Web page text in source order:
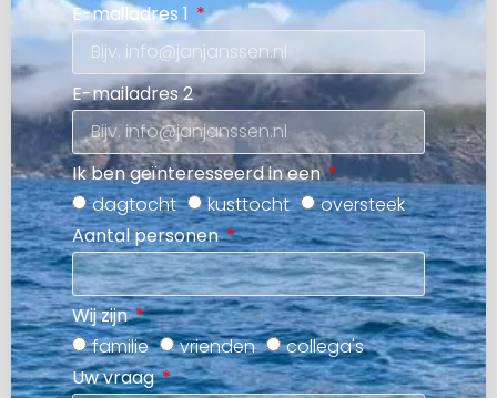
E-mailadres 1
E-mailadres 2
Ik ben geïnteresseerd in een
dagtocht
kusttocht
oversteek
Aantal personen
Wij zijn
familie
vrienden
collega's
Uw vraag